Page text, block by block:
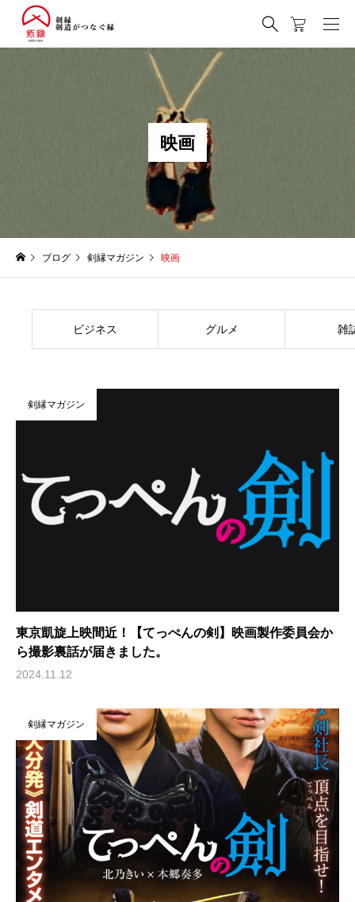
映画
ブログ 剣縁マガジン 映画
ビジネス グルメ 雑
東京凱旋上映間近！【てっぺんの剣】映画製作委員会か
ら撮影裏話が届きました。
2024.11.12
剣縁マガジン
剣縁マガジン